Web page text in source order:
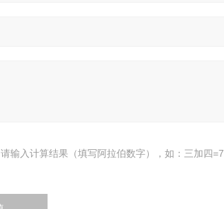
请输入计算结果（填写阿拉伯数字），如：三加四=7